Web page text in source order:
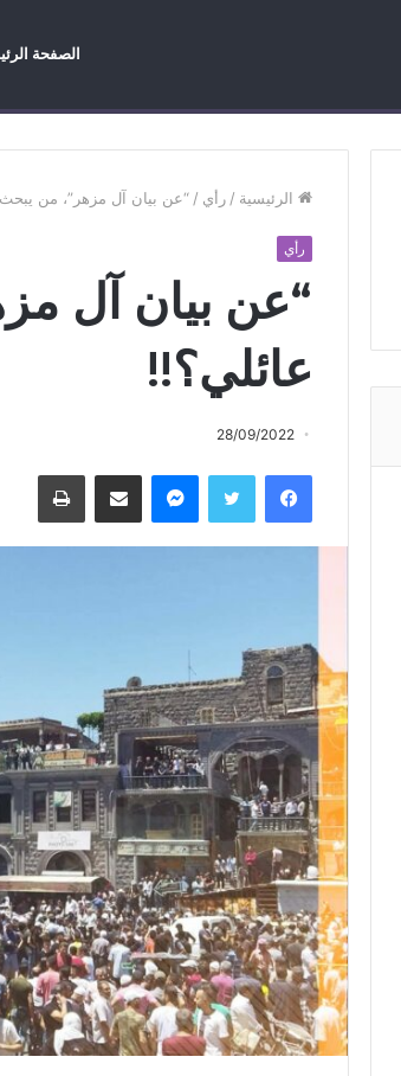
الصفحة
الرئيسية / رأي / “عن بيان آل مزهر”، من
رأي
“عن بيان آل
عائلي؟!!
28/09/2022